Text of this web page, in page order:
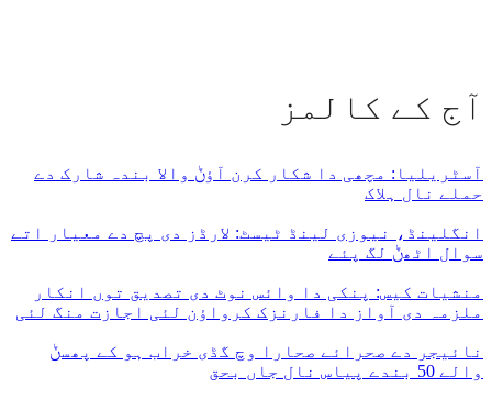
آج کے کالمز
آسٹریلیا: مچھی دا شکار کرن آؤݨ والا بندہ شارک دے
حملے نال ہلاک
انگلینڈ، نیوزی لینڈ ٹیسٹ: لارڈز دی پچ دے معیار اتے
سوال اٹھݨ لگ پئے
منشیات کیس: پنکی دا وائس نوٹ دی تصدیق توں انکار
ملزمہ دی آواز دا فارنزک کرواؤن لئی اجازت منگ لئی
نائیجر دے صحرائے صحارا وچ گڈی خراب ہو کے پھسݨ
والے 50 بندے پیاس نال جاں بحق